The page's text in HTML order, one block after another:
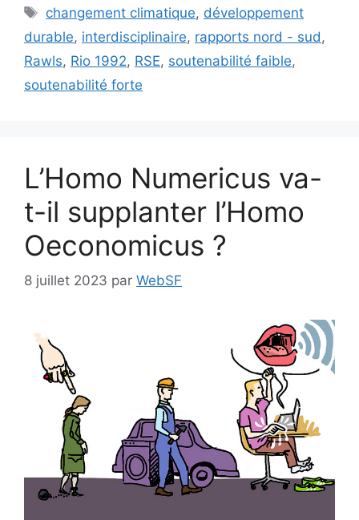
Étiquettes
changement climatique, développement
durable, interdisciplinaire, rapports nord - sud ,
Rawls, Rio 1992, RSE, soutenabilité faible,
soutenabilité forte
L’Homo Numericus va-
t-il supplanter l’Homo
Oeconomicus ?
8 juillet 2023 par WebSF